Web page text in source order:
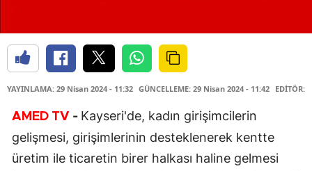
YAYINLAMA: 29 Nisan 2024 - 11:32 GÜNCELLEME: 29 Nisan 2024 - 11:42 EDİTÖR:
AMED TV - Kayseri'de, kadın girişimcilerin
gelişmesi, girişimlerinin desteklenerek kentte
üretim ile ticaretin birer halkası haline gelmesi